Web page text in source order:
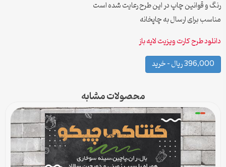
رنگ و قوانین چاپ در این طرح رعایت شده است
مناسب برای ارسال به چاپخانه
دانلود طرح کارت ویزیت لایه باز
396,000 ریال – خرید
محصولات مشابه